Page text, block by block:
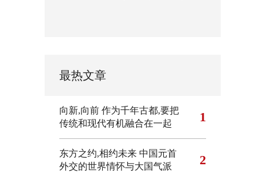
最热文章
向新,向前 作为千年古都,要把
传统和现代有机融合在一起
1
东方之约,相约未来 中国元首
外交的世界情怀与大国气派
2